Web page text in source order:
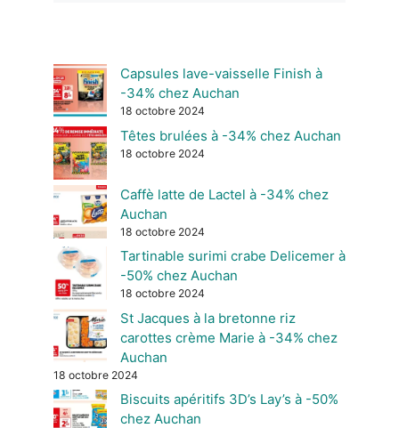
Capsules lave-vaisselle Finish à
-34% chez Auchan
18 octobre 2024
Têtes brulées à -34% chez Auchan
18 octobre 2024
Caffè latte de Lactel à -34% chez
Auchan
18 octobre 2024
Tartinable surimi crabe Delicemer à
-50% chez Auchan
18 octobre 2024
St Jacques à la bretonne riz
carottes crème Marie à -34% chez
Auchan
18 octobre 2024
Biscuits apéritifs 3D’s Lay’s à -50%
chez Auchan